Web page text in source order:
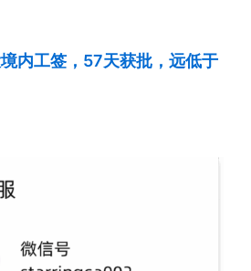
内工签，57天获批，远低于